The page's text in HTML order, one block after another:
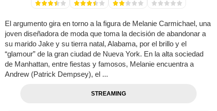
El argumento gira en torno a la figura de Melanie Carmichael, una
joven diseñadora de moda que toma la decisión de abandonar a
su marido Jake y su tierra natal, Alabama, por el brillo y el
“glamour” de la gran ciudad de Nueva York. En la alta sociedad
de Manhattan, entre fiestas y famosos, Melanie encuentra a
Andrew (Patrick Dempsey), el ...
STREAMING